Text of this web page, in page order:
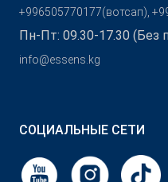
+996505770177(вотсап),
Пн-Пт: 09.30-17.30 (Без
info@essens.kg
СОЦИАЛЬНЫЕ СЕТИ